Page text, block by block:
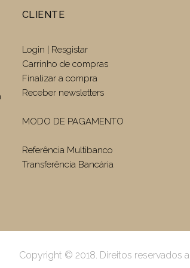
CLIENTE
Login | Resgistar
Carrinho de compras
Finalizar a compra
Receber newsletters
MODO DE PAGAMENTO
Referência Multibanco
Transferência Bancária
Copyright © 2018. Direitos reservados a